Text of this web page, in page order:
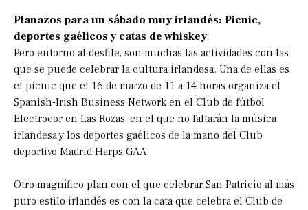
Planazos para un sábado muy irlandés: Picnic,
deportes gaélicos y catas de whiskey
Pero entorno al desfile, son muchas las actividades con las
que se puede celebrar la cultura irlandesa. Una de ellas es
el picnic que el 16 de marzo de 11 a 14 horas organiza el
Spanish-Irish Business Network en el Club de fútbol
Electrocor en Las Rozas, en el que no faltarán la música
irlandesa y los deportes gaélicos de la mano del Club
deportivo Madrid Harps GAA.
Otro magnífico plan con el que celebrar San Patricio al más
puro estilo irlandés es con la cata que celebra el Club de